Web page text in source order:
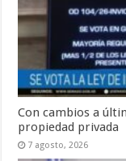
Con cambios a
propiedad privada
7 agosto, 2026